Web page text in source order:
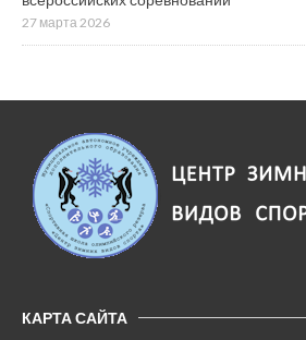
27 марта 2026
КАРТА САЙТА